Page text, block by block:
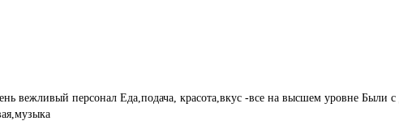
вежливый персонал Еда,подача, красота,вкус -все на высшем уровне